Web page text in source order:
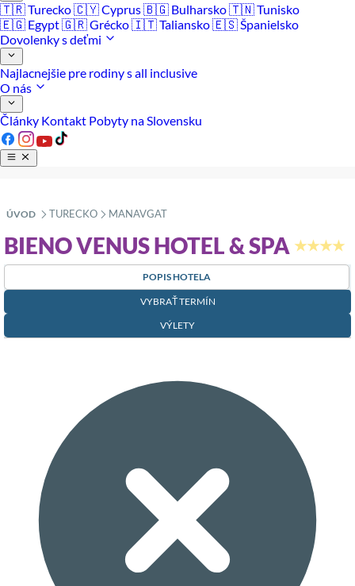
🇹🇷 Turecko🇨🇾 Cyprus🇧🇬 Bulharsko🇹🇳 Tunisko
🇪🇬 Egypt🇬🇷 Grécko🇮🇹 Taliansko🇪🇸 Španielsko
Dovolenky s deťmi
Najlacnejšie pre rodiny s all inclusive
O nás
Články Kontakt Pobyty na Slovensku
ÚVOD »
TURECKO »
MANAVGAT
BIENO VENUS HOTEL & SPA ★★★★
POPIS HOTELA
VYBRAŤ TERMÍN
VÝLETY